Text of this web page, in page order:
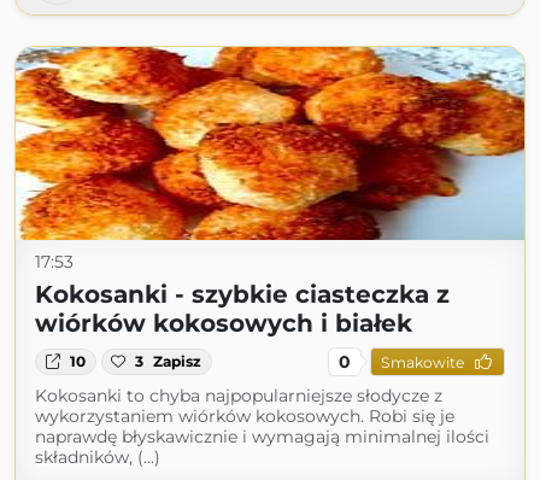
17:53
Kokosanki - szybkie ciasteczka z
wiórków kokosowych i białek
10 3 Zapisz 0 Smakowite
Kokosanki to chyba najpopularniejsze słodycze z
wykorzystaniem wiórków kokosowych. Robi się je
naprawdę błyskawicznie i wymagają minimalnej ilości
składników, (...)